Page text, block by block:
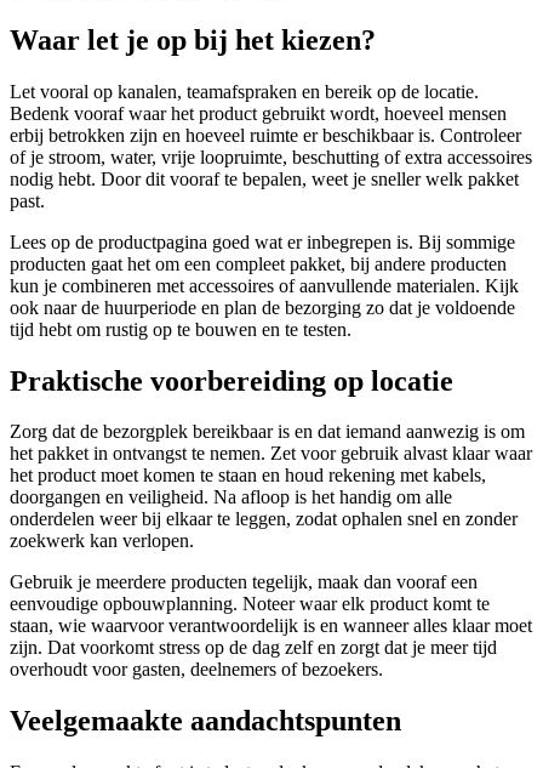
Waar let je op bij het kiezen?
Let vooral op kanalen, teamafspraken en bereik op de locatie.
Bedenk vooraf waar het product gebruikt wordt, hoeveel mensen
erbij betrokken zijn en hoeveel ruimte er beschikbaar is. Controleer
of je stroom, water, vrije loopruimte, beschutting of extra accessoires
nodig hebt. Door dit vooraf te bepalen, weet je sneller welk pakket
past.
Lees op de productpagina goed wat er inbegrepen is. Bij sommige
producten gaat het om een compleet pakket, bij andere producten
kun je combineren met accessoires of aanvullende materialen. Kijk
ook naar de huurperiode en plan de bezorging zo dat je voldoende
tijd hebt om rustig op te bouwen en te testen.
Praktische voorbereiding op locatie
Zorg dat de bezorgplek bereikbaar is en dat iemand aanwezig is om
het pakket in ontvangst te nemen. Zet voor gebruik alvast klaar waar
het product moet komen te staan en houd rekening met kabels,
doorgangen en veiligheid. Na afloop is het handig om alle
onderdelen weer bij elkaar te leggen, zodat ophalen snel en zonder
zoekwerk kan verlopen.
Gebruik je meerdere producten tegelijk, maak dan vooraf een
eenvoudige opbouwplanning. Noteer waar elk product komt te
staan, wie waarvoor verantwoordelijk is en wanneer alles klaar moet
zijn. Dat voorkomt stress op de dag zelf en zorgt dat je meer tijd
overhoudt voor gasten, deelnemers of bezoekers.
Veelgemaakte aandachtspunten